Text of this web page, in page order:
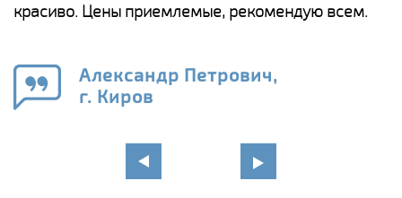
красиво. Цены приемлемые, рекомендую всем.
Александр Петрович,
г. Киров